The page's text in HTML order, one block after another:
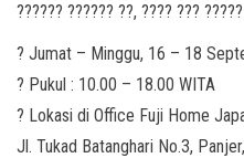
?????? ?????? ??, ???? ???
? Jumat – Minggu, 16 – 18
? Pukul : 10.00 – 18.00 WITA
? Lokasi di Office Fuji Home
Jl. Tukad Batanghari No.3,